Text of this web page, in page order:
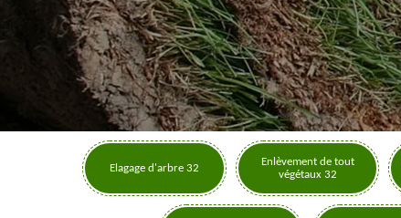
Elagage d'arbre 32
Enlèvement de tout
végétaux 32